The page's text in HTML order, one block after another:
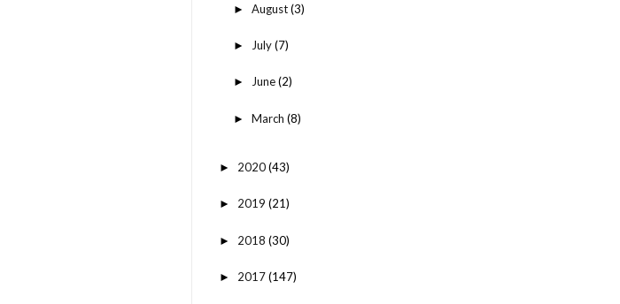
► August(3)
► July(7)
► June(2)
► March (8)
► 2020(43)
► 2019(21)
► 2018(30)
► 2017(147)